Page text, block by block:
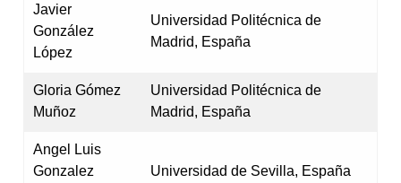
Javier
González
López
Universidad Politécnica de
Madrid, España
Gloria Gómez
Muñoz
Universidad Politécnica de
Madrid, España
Angel Luis
Gonzalez
Universidad de Sevilla, España